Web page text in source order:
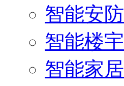
智能安防
智能楼宇
智能家居